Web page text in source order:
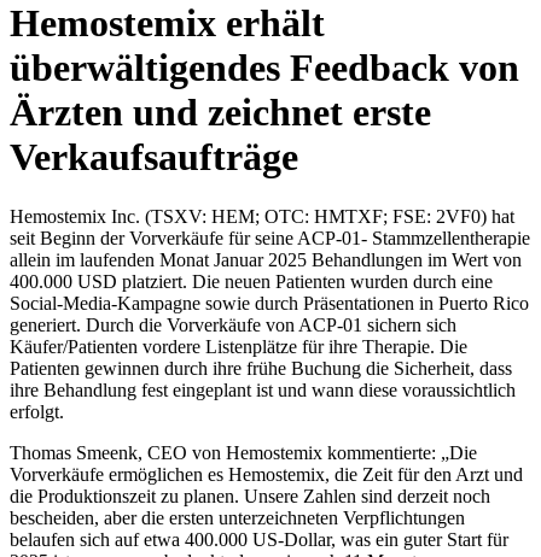
Hemostemix erhält
überwältigendes Feedback von
Ärzten und zeichnet erste
Verkaufsaufträge
Hemostemix Inc. (TSXV: HEM; OTC: HMTXF; FSE: 2VF0) hat
seit Beginn der Vorverkäufe für seine ACP-01- Stammzellentherapie
allein im laufenden Monat Januar 2025 Behandlungen im Wert von
400.000 USD platziert. Die neuen Patienten wurden durch eine
Social-Media-Kampagne sowie durch Präsentationen in Puerto Rico
generiert. Durch die Vorverkäufe von ACP-01 sichern sich
Käufer/Patienten vordere Listenplätze für ihre Therapie. Die
Patienten gewinnen durch ihre frühe Buchung die Sicherheit, dass
ihre Behandlung fest eingeplant ist und wann diese voraussichtlich
erfolgt.
Thomas Smeenk, CEO von Hemostemix kommentierte: „Die
Vorverkäufe ermöglichen es Hemostemix, die Zeit für den Arzt und
die Produktionszeit zu planen. Unsere Zahlen sind derzeit noch
bescheiden, aber die ersten unterzeichneten Verpflichtungen
belaufen sich auf etwa 400.000 US-Dollar, was ein guter Start für